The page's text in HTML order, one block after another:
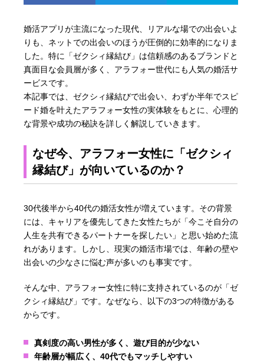
婚活アプリが主流になった現代、リアルな場での出会いよ
りも、ネットでの出会いのほうが圧倒的に効率的になりま
した。特に「ゼクシィ縁結び」は信頼感のあるブランドと
真面目な会員層が多く、アラフォー世代にも人気の婚活サ
ービスです。
本記事では、ゼクシィ縁結びで出会い、わずか半年でスピ
ード婚を叶えたアラフォー女性の実体験をもとに、心理的
な背景や成功の秘訣を詳しく解説していきます。
なぜ今、アラフォー女性に「ゼクシィ
縁結び」が向いているのか？
30代後半から40代の婚活女性が増えています。その背景
には、キャリアを優先してきた女性たちが「今こそ自分の
人生を共有できるパートナーを探したい」と思い始めた流
れがあります。しかし、現実の婚活市場では、年齢の壁や
出会いの少なさに悩む声が多いのも事実です。
そんな中、アラフォー女性に特に支持されているのが「ゼ
クシィ縁結び」です。なぜなら、以下の3つの特徴がある
からです。
真剣度の高い男性が多く、遊び目的が少ない
年齢層が幅広く、40代でもマッチしやすい